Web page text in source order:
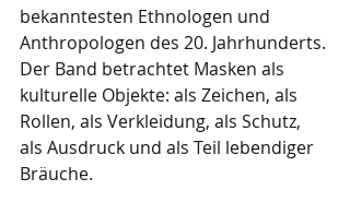
bekanntesten Ethnologen und
Anthropologen des 20. Jahrhunderts.
Der Band betrachtet Masken als
kulturelle Objekte: als Zeichen, als
Rollen, als Verkleidung, als Schutz,
als Ausdruck und als Teil lebendiger
Bräuche.